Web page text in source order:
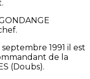
1991 il est
de la
(Doubs).